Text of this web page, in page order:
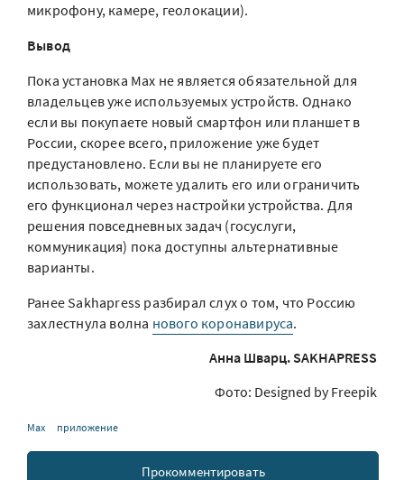
микрофону, камере, геолокации).
Вывод
Пока установка Max не является обязательной для
владельцев уже используемых устройств. Однако
если вы покупаете новый смартфон или планшет в
России, скорее всего, приложение уже будет
предустановлено. Если вы не планируете его
использовать, можете удалить его или ограничить
его функционал через настройки устройства. Для
решения повседневных задач (госуслуги,
коммуникация) пока доступны альтернативные
варианты.
Ранее Sakhapress разбирал слух о том, что Россию
захлестнула волна нового коронавируса.
Анна Шварц. SAKHAPRESS
Фото: Designed by Freepik
Max приложение
Прокомментировать